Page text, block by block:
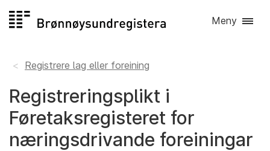
til
Meny
Registrere lag eller foreining
Registreringsplikt i
Føretaksregisteret for
næringsdrivande foreiningar